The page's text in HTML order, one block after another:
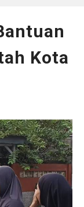
Kota